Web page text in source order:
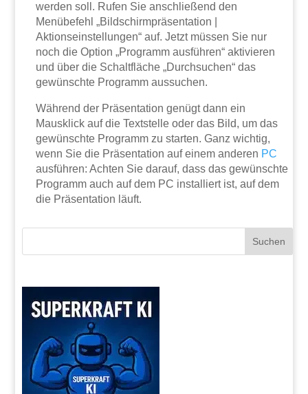
werden soll. Rufen Sie anschließend den
Menübefehl „Bildschirmpräsentation |
Aktionseinstellungen“ auf. Jetzt müssen Sie nur
noch die Option „Programm ausführen“ aktivieren
und über die Schaltfläche „Durchsuchen“ das
gewünschte Programm aussuchen.
Während der Präsentation genügt dann ein
Mausklick auf die Textstelle oder das Bild, um das
gewünschte Programm zu starten. Ganz wichtig,
wenn Sie die Präsentation auf einem anderen PC
ausführen: Achten Sie darauf, dass das gewünschte
Programm auch auf dem PC installiert ist, auf dem
die Präsentation läuft.